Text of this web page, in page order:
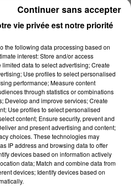
sec)
de l'Ariege
vie privée est notre priorité
the following data processing based on
interest: Store and/or access
data to select advertising; Create
Use profiles to select personalised
performance; Measure content
through statistics or combinations
Develop and improve services; Create
Use profiles to select personalised
content; Ensure security, prevent and
and present advertising and content;
choices. These technologies may
IP address and browsing data to offer
devices based on information actively
data; Match and combine data from
devices; Identify devices based on
Continuer sans accepter